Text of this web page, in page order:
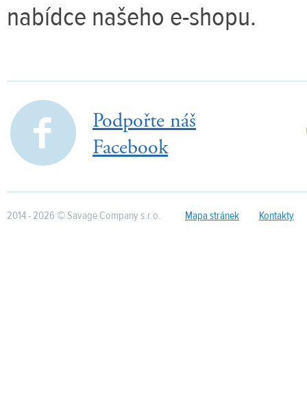
nabídce našeho e-shopu.
Podpořte náš
Facebook
2014 - 2026 © Savage Company s.r.o. Mapa stránek Kontakty